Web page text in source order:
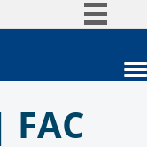
à informação
Unidades acadêmicas
Estude na UnB